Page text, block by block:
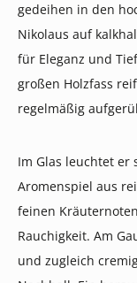
gedeihen in den
Nikolaus auf
für Eleganz und
großen Holzfass
regelmäßig
Im Glas leuchtet er
Aromenspiel aus
feinen
Rauchigkeit. Am
und zugleich